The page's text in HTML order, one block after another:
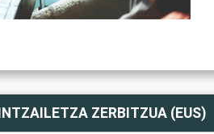
ZERBITZUA (EUS)